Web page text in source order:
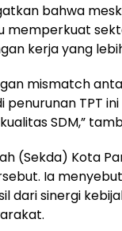
bahwa
memperkuat
kerja yang
mismatch
penurunan TPT
SDM,”
(Sekda) Kota
Ia
dari sinergi